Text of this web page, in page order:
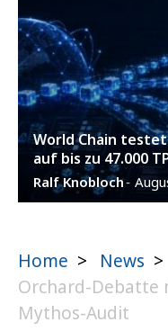
World Chain
auf bis zu 47.000
Ralf Knobloch-
Home > News >
Orchard-Debatte
Mythos-Audit